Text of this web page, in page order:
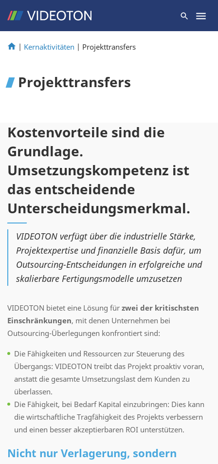
| Kernaktivitäten | Projekttransfers
Projekttransfers
Kostenvorteile sind die
Grundlage.
Umsetzungskompetenz ist
das entscheidende
Unterscheidungsmerkmal.
VIDEOTON verfügt über die industrielle Stärke,
Projektexpertise und finanzielle Basis dafür, um
Outsourcing-Entscheidungen in erfolgreiche und
skalierbare Fertigungsmodelle umzusetzen
VIDEOTON bietet eine Lösung für zwei der kritischsten
Einschränkungen, mit denen Unternehmen bei
Outsourcing-Überlegungen konfrontiert sind:
Die Fähigkeiten und Ressourcen zur Steuerung des
Übergangs: VIDEOTON treibt das Projekt proaktiv voran,
anstatt die gesamte Umsetzungslast dem Kunden zu
überlassen.
Die Fähigkeit, bei Bedarf Kapital einzubringen: Dies kann
die wirtschaftliche Tragfähigkeit des Projekts verbessern
und einen besser akzeptierbaren ROI unterstützen.
Nicht nur Verlagerung, sondern